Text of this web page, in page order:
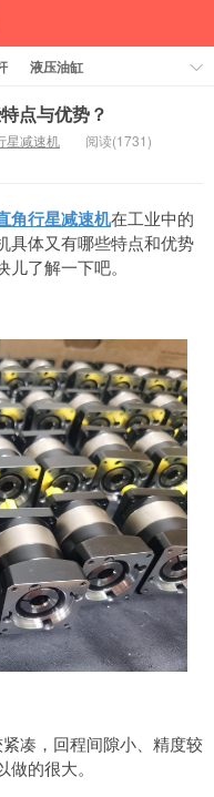
液压油缸
点与优势？
星减速机
阅读(1731)
角行星减速机在工业中的
具体又有哪些特点和优势
儿了解一下吧。
凑，回程间隙小、精度较
的很大。